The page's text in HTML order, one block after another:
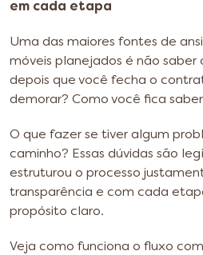
em cada etapa
Uma das maiores fontes de
móveis planejados é não saber
depois que você fecha o
demorar? Como você fica
O que fazer se tiver algum
caminho? Essas dúvidas são
estruturou o processo
transparência e com cada
propósito claro.
Veja como funciona o fluxo